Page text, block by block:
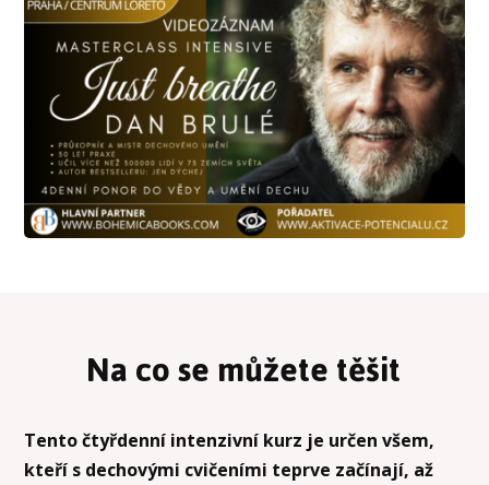
Na co se můžete těšit
Tento čtyřdenní intenzivní kurz je určen všem,
kteří s dechovými cvičeními teprve začínají, až